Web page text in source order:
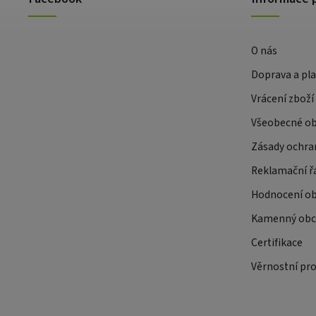
O nás
Doprava a
Vrácení zboží
Všeobecné
Zásady
Reklamační
Hodnocení
Kamenný
Certifikace
Věrnostní